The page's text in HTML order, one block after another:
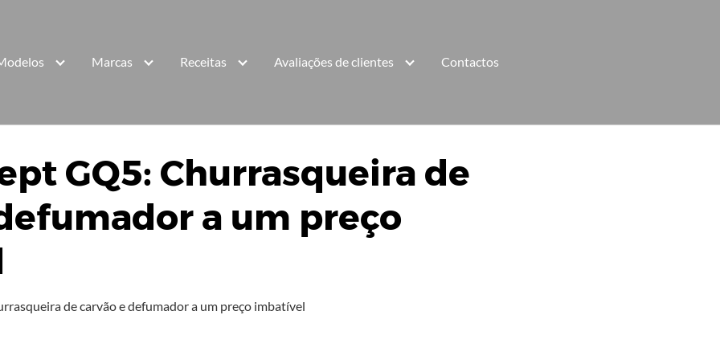
Marcas Receitas Avaliações de clientes Contactos
GQ5: Churrasqueira de
a um preço
de carvão e defumador a um preço imbatível